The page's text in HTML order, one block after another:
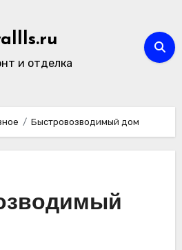
и отделка
Быстровозводимый дом